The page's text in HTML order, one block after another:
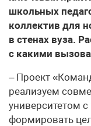
школьных
коллектив для
в стенах вуза.
с какими
– Проект
реализуем
университетом с
формировать